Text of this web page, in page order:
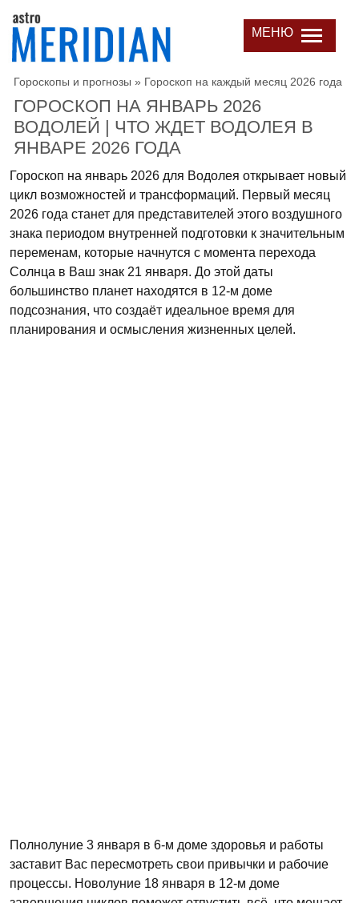
МЕНЮ
Гороскопы и прогнозы » Гороскоп на каждый месяц 2026 года
ГОРОСКОП НА ЯНВАРЬ 2026
ВОДОЛЕЙ | ЧТО ЖДЕТ ВОДОЛЕЯ В
ЯНВАРЕ 2026 ГОДА
Гороскоп на январь 2026 для Водолея открывает новый
цикл возможностей и трансформаций. Первый месяц
2026 года станет для представителей этого воздушного
знака периодом внутренней подготовки к значительным
переменам, которые начнутся с момента перехода
Солнца в Ваш знак 21 января. До этой даты
большинство планет находятся в 12-м доме
подсознания, что создаёт идеальное время для
планирования и осмысления жизненных целей.
Полнолуние 3 января в 6-м доме здоровья и работы
заставит Вас пересмотреть свои привычки и рабочие
процессы. Новолуние 18 января в 12-м доме